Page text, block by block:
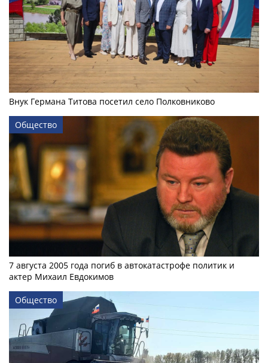
Внук Германа Титова посетил село Полковниково
Общество
7 августа 2005 года погиб в автокатастрофе политик и
актер Михаил Евдокимов
Общество